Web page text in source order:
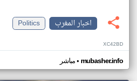
اخبار المغرب
Politics
XC42BD
مباشر• mubasher.info